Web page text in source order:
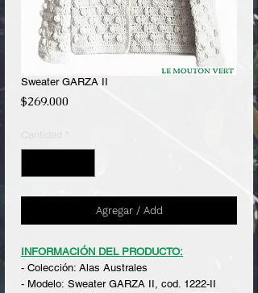
Sweater GARZA II
$269.000
Agregar / Add
INFORMACIÓN DEL PRODUCTO:
- Colección: Alas Australes
- Modelo: Sweater GARZA II, cod. 1222-II